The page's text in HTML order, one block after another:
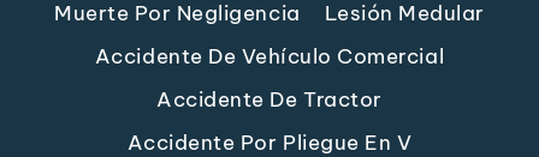
Muerte Por Negligencia
Lesión Medular
Accidente De Vehículo Comercial
Accidente De Tractor
Accidente Por Pliegue En V